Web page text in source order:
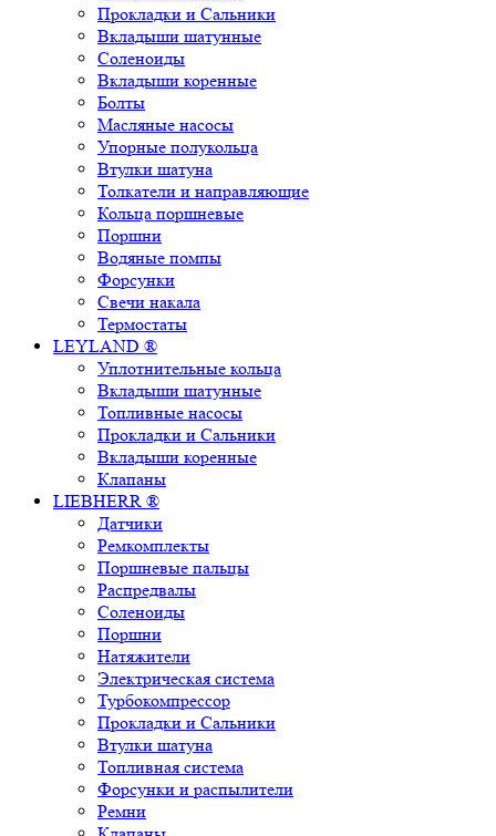
Прокладки и Сальники
Вкладыши шатунные
Соленоиды
Вкладыши коренные
Болты
Масляные насосы
Упорные полукольца
Втулки шатуна
Толкатели и направляющие
Кольца поршневые
Поршни
Водяные помпы
Форсунки
Свечи накала
Термостаты
LEYLAND ®
Уплотнительные кольца
Вкладыши шатунные
Топливные насосы
Прокладки и Сальники
Вкладыши коренные
Клапаны
LIEBHERR ®
Датчики
Ремкомплекты
Поршневые пальцы
Распредвалы
Соленоиды
Поршни
Натяжители
Электрическая система
Турбокомпрессор
Прокладки и Сальники
Втулки шатуна
Топливная система
Форсунки и распылители
Ремни